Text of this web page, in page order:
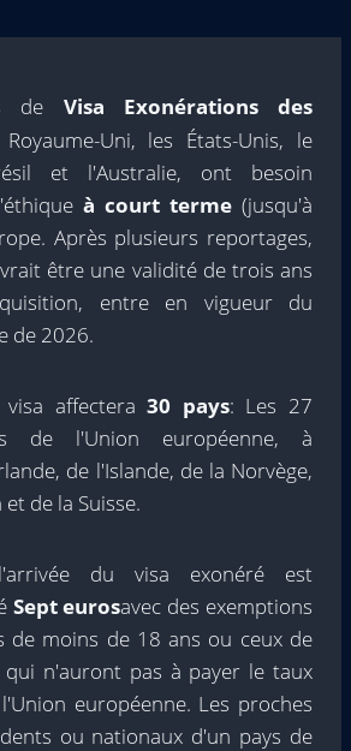
de Visa Exonérations des
Uni, les États-Unis, le
et l'Australie, ont besoin
à court terme (jusqu'à
Après plusieurs reportages,
être une validité de trois ans
entre en vigueur du
de 2026.
visa affectera30 pays: Les 27
de l'Union européenne, à
de l'Islande, de la Norvège,
de la Suisse.
du visa exonéré est
Sept eurosavec des exemptions
de moins de 18 ans ou ceux de
n'auront pas à payer le taux
européenne. Les proches
ou nationaux d'un pays de